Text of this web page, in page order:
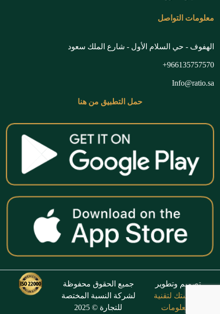
معلومات التواصل
الهفوف - حي السلام الأول - شارع الملك سعود
966135757570+
Info@ratio.sa
حمل التطبيق من هنا
تصميم وتطوير
فانتاستك لتقنية
المعلومات
جميع الحقوق محفوظة
لشركة النسبة المختصة
للتجارة © 2025